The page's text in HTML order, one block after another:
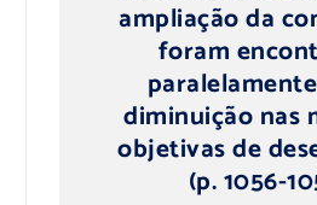
ampliação da
foram
diminuição nas
objetivas de
(p. 1056-